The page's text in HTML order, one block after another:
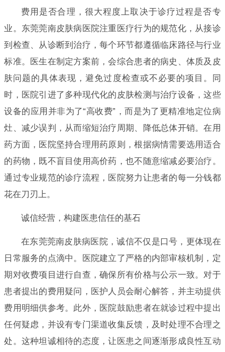
费用是否合理，很大程度上取决于诊疗过程是否专
业。东莞莞南皮肤病医院注重医疗行为的规范化，从接诊
到检查、从诊断到治疗，每个环节都遵循临床路径与行业
标准。医生在制定方案前，会综合患者的病史、体质及皮
肤问题的具体表现，避免过度检查或不必要的项目。同
时，医院引进了多种现代化的皮肤检测与治疗设备，这些
设备的应用并非为了“高收费”，而是为了更精准地定位病
灶、减少误判，从而缩短治疗周期、降低总体开销。在用
药方面，医院坚持合理用药原则，根据病情需要选用适合
的药物，既不盲目使用高价药，也不随意缩减必要治疗。
通过专业规范的诊疗流程，医院努力让患者的每一分钱都
花在刀刃上。
诚信经营，构建医患信任的基石
在东莞莞南皮肤病医院，诚信不仅是口号，更体现在
日常服务的点滴中。医院建立了严格的内部审核机制，定
期对收费项目进行自查，确保所有价格与公示一致。对于
患者提出的费用疑问，医护人员会耐心解答，并主动提供
费用明细供参考。此外，医院鼓励患者在就诊过程中提出
任何疑虑，并设有专门渠道收集反馈，及时处理不合理之
处。这种坦诚相待的态度，让医患之间逐渐形成良性互动